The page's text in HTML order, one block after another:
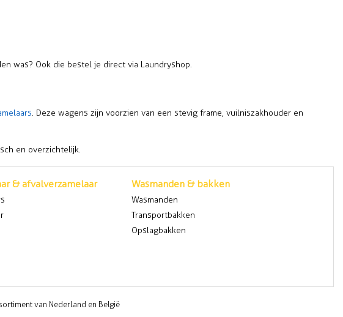
was? Ook die bestel je direct via Laundryshop.
. Deze wagens zijn voorzien van een stevig frame, vuilniszakhouder en
en overzichtelijk.
& afvalverzamelaar Wasmanden & bakken
Wasmanden
Transportbakken
Opslagbakken
van Nederland en België